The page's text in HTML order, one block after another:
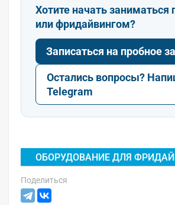
Хотите начать заниматься
или фридайвингом?
Записаться на пробное
Остались вопросы?
Telegram
ОБОРУДОВАНИЕ ДЛЯ
Поделиться